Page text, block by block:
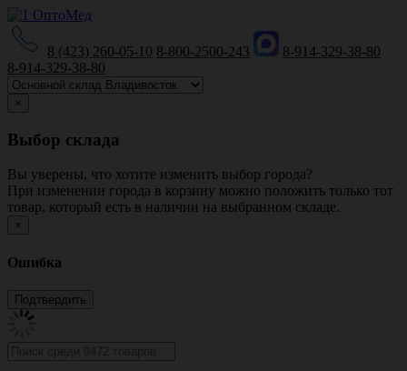
8 (423) 260-05-10 8-800-2500-243
8-914-329-38-80
8-914-329-38-80
×
Выбор склада
Вы уверены, что хотите изменить выбор города?
При изменении города в корзину можно положить только тот
товар, который есть в наличии на выбранном складе.
×
Ошибка